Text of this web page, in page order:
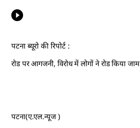
पटना ब्यूरो की रिपोर्ट :
रोड पर आगजनी, विरोध में लोगों ने रोड किया जाम
पटना(ए.एल.न्यूज )